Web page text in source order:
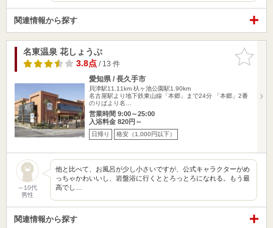
関連情報から探す
お気に入
りに追加
名東温泉 花しょうぶ
3.8点/ 13 件
愛知県 / 長久手市
貝津駅11.11km 杁ヶ池公園駅1.90km
名古屋駅より地下鉄東山線「本郷」まで24分 「本郷」2番
のりばより名…
営業時間 9:00～25:00
入浴料金 820円～
日帰り 格安（1,000円以下）
～10代
男性
他と比べて、お風呂が少し小さいですが、公式キャラクターがめ
っちゃかわいいし、岩盤浴に行くととろっとろになれる。もう最
高でし…
関連情報から探す